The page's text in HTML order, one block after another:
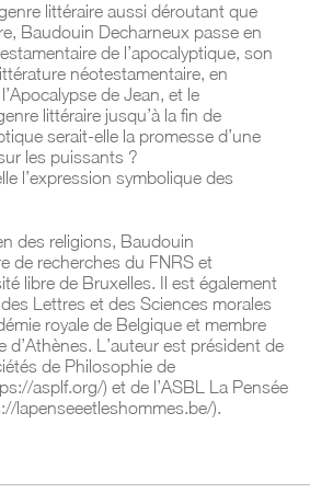
littéraire aussi déroutant que
Baudouin Decharneux passe en
de l’apocalyptique, son
néotestamentaire, en
Apocalypse de Jean, et le
littéraire jusqu’à la fin de
serait-elle la promesse d’une
les puissants ?
l’expression symbolique des
des religions, Baudouin
de recherches du FNRS et
libre de Bruxelles. Il est également
Lettres et des Sciences morales
royale de Belgique et membre
d’Athènes. L’auteur est président de
de Philosophie de
asplf.org/) et de l’ASBL La Pensée
lapenseeetleshommes.be/).